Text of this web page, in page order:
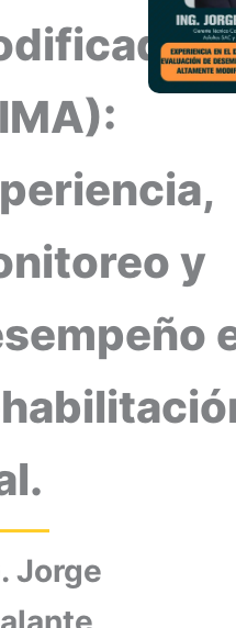
y
Jorge